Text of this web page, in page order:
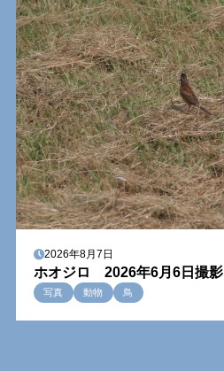
2026年8月7日
ホオジロ 2026年6月6日撮影
写真 動物 鳥